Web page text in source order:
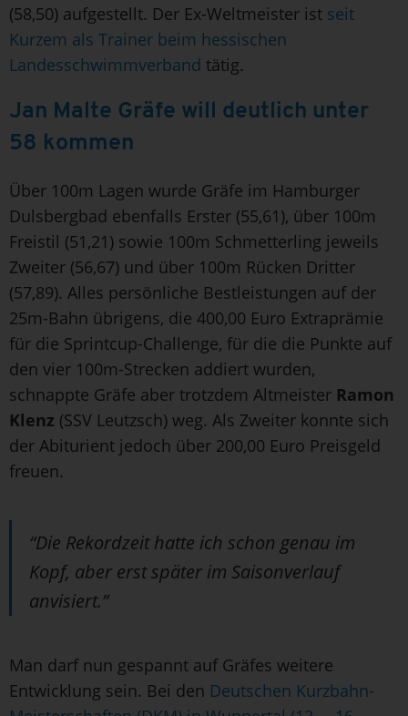
(58,50) aufgestellt. Der Ex-Weltmeister ist seit
Kurzem als Trainer beim hessischen
Landesschwimmverband tätig.
Jan Malte Gräfe will deutlich unter
58 kommen
Über 100m Lagen wurde Gräfe im Hamburger
Dulsbergbad ebenfalls Erster (55,61), über 100m
Freistil (51,21) sowie 100m Schmetterling jeweils
Zweiter (56,67) und über 100m Rücken Dritter
(57,89). Alles persönliche Bestleistungen auf der
25m-Bahn übrigens, die 400,00 Euro Extraprämie
für die Sprintcup-Challenge, für die die Punkte auf
den vier 100m-Strecken addiert wurden,
schnappte Gräfe aber trotzdem Altmeister Ramon
Klenz (SSV Leutzsch) weg. Als Zweiter konnte sich
der Abiturient jedoch über 200,00 Euro Preisgeld
freuen.
“Die Rekordzeit hatte ich schon genau im
Kopf, aber erst später im Saisonverlauf
anvisiert.”
Man darf nun gespannt auf Gräfes weitere
Entwicklung sein. Bei den Deutschen Kurzbahn-